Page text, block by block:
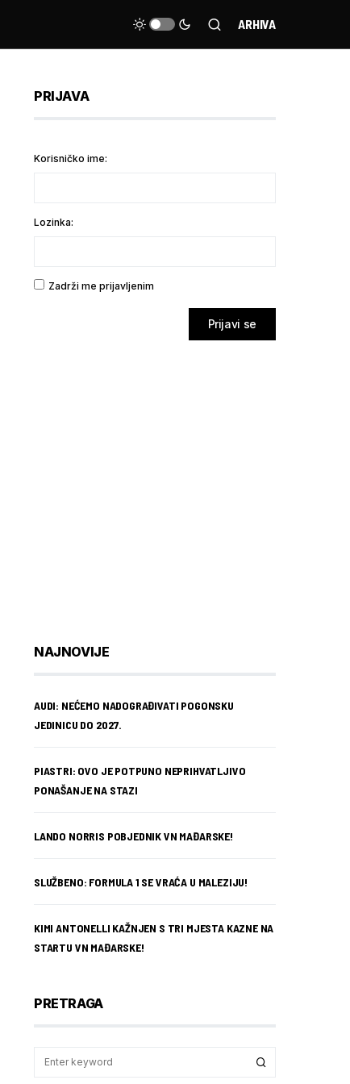
ARHIVA
PRIJAVA
Korisničko ime:
Lozinka:
Zadrži me prijavljenim
Prijavi se
NAJNOVIJE
AUDI: NEĆEMO NADOGRAĐIVATI POGONSKU
JEDINICU DO 2027.
PIASTRI: OVO JE POTPUNO NEPRIHVATLJIVO
PONAŠANJE NA STAZI
LANDO NORRIS POBJEDNIK VN MAĐARSKE!
SLUŽBENO: FORMULA 1 SE VRAĆA U MALEZIJU!
KIMI ANTONELLI KAŽNJEN S TRI MJESTA KAZNE NA
STARTU VN MAĐARSKE!
PRETRAGA